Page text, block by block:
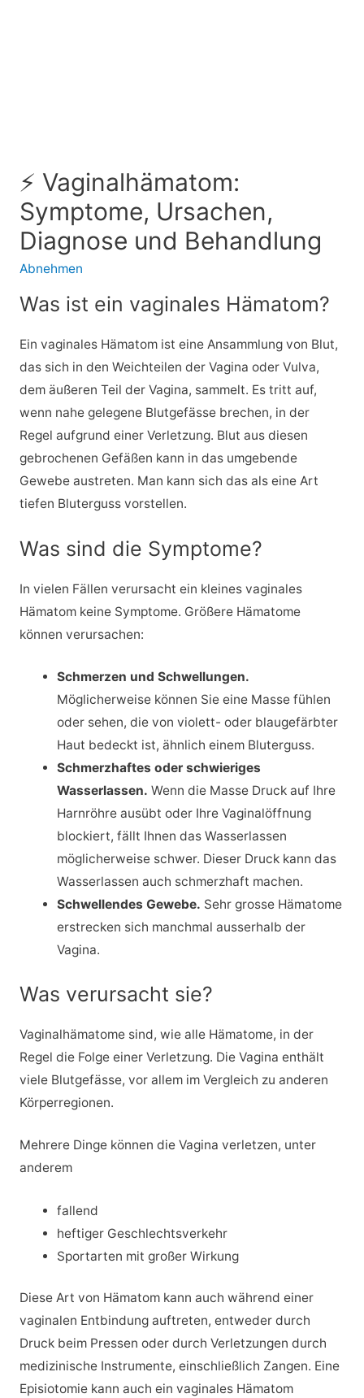
⚡ Vaginalhämatom:
Symptome, Ursachen,
Diagnose und Behandlung
Abnehmen
Was ist ein vaginales Hämatom?
Ein vaginales Hämatom ist eine Ansammlung von Blut,
das sich in den Weichteilen der Vagina oder Vulva,
dem äußeren Teil der Vagina, sammelt. Es tritt auf,
wenn nahe gelegene Blutgefässe brechen, in der
Regel aufgrund einer Verletzung. Blut aus diesen
gebrochenen Gefäßen kann in das umgebende
Gewebe austreten. Man kann sich das als eine Art
tiefen Bluterguss vorstellen.
Was sind die Symptome?
In vielen Fällen verursacht ein kleines vaginales
Hämatom keine Symptome. Größere Hämatome
können verursachen:
Schmerzen und Schwellungen.
Möglicherweise können Sie eine Masse fühlen
oder sehen, die von violett- oder blaugefärbter
Haut bedeckt ist, ähnlich einem Bluterguss.
Schmerzhaftes oder schwieriges
Wasserlassen. Wenn die Masse Druck auf Ihre
Harnröhre ausübt oder Ihre Vaginalöffnung
blockiert, fällt Ihnen das Wasserlassen
möglicherweise schwer. Dieser Druck kann das
Wasserlassen auch schmerzhaft machen.
Schwellendes Gewebe. Sehr grosse Hämatome
erstrecken sich manchmal ausserhalb der
Vagina.
Was verursacht sie?
Vaginalhämatome sind, wie alle Hämatome, in der
Regel die Folge einer Verletzung. Die Vagina enthält
viele Blutgefässe, vor allem im Vergleich zu anderen
Körperregionen.
Mehrere Dinge können die Vagina verletzen, unter
anderem
fallend
heftiger Geschlechtsverkehr
Sportarten mit großer Wirkung
Diese Art von Hämatom kann auch während einer
vaginalen Entbindung auftreten, entweder durch
Druck beim Pressen oder durch Verletzungen durch
medizinische Instrumente, einschließlich Zangen. Eine
Episiotomie kann auch ein vaginales Hämatom